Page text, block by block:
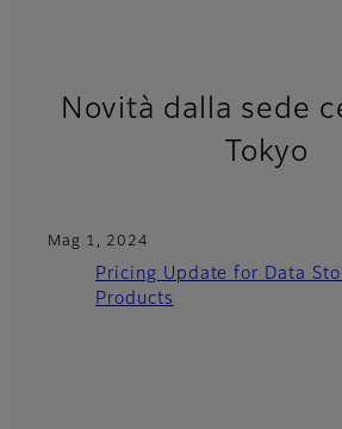
Novità dalla sede
Tokyo
Mag 1, 2024
Pricing Update for Data
Products